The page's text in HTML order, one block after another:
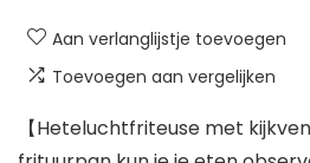
Aan verlanglijstje toevoegen
Toevoegen aan vergelijken
【Heteluchtfriteuse met